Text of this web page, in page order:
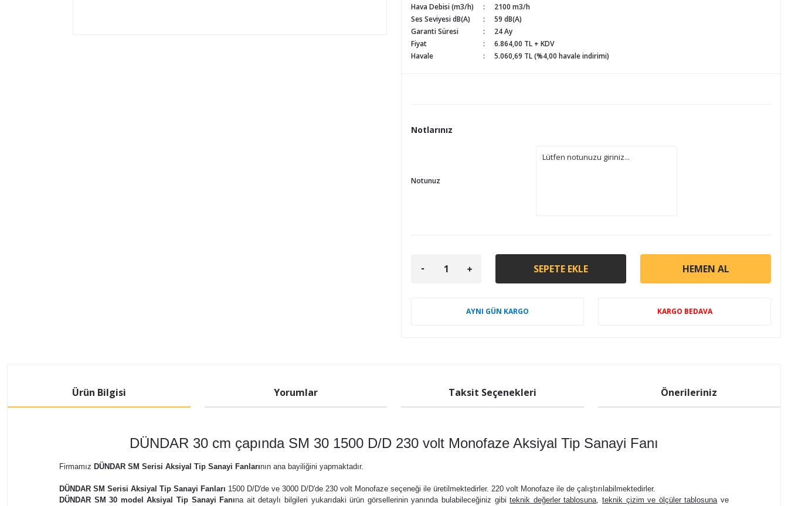
Hava Debisi (m3/h)
2100 m3/h
Ses Seviyesi dB(A)
59 dB(A)
Garanti Süresi
24 Ay
Fiyat
6.864,00 TL + KDV
Havale
5.060,69 TL (%4,00 havale indirimi)
Notlarınız
Notunuz
SEPETE EKLE HEMEN AL
AYNI GÜN KARGO KARGO BEDAVA
Ürün Bilgisi Yorumlar Taksit Seçenekleri Önerileriniz
DÜNDAR 30 cm çapında SM 30 1500 D/D 230 volt Monofaze Aksiyal Tip Sanayi Fanı
Firmamız DÜNDAR SM Serisi Aksiyal Tip Sanayi Fanlarının ana bayiliğini yapmaktadır.
DÜNDAR SM Serisi Aksiyal Tip Sanayi Fanları 1500 D/D'de ve 3000 D/D'de 230 volt Monofaze seçeneği ile üretilmektedirler. 220 volt Monofaze ile de çalıştırılabilmektedirler.
DÜNDAR SM 30 model Aksiyal Tip Sanayi Fanına ait detaylı bilgileri yukarıdaki ürün görsellerinin yanında bulabileceğiniz gibiteknik değerler tablosuna,teknik çizim ve ölçüler tablosunave